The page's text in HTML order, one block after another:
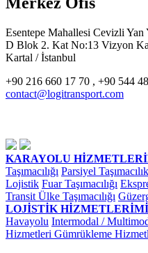
Esentepe Mahallesi Cevizli Yan
D Blok 2. Kat No:13 Vizyon
Kartal / İstanbul
+90 216 660 17 70 , +90 544
contact@logitransport.com
KARAYOLU
Taşımacılığı Parsiyel Taşımacılık
Lojistik Fuar Taşımacılığı
Transit Ülke Taşımacılığı
LOJİSTİK
Havayolu Intermodal /
Hizmetleri Gümrükleme